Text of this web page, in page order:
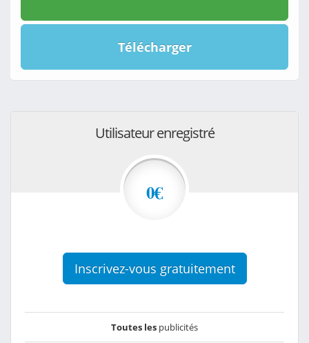
Télécharger
Utilisateur enregistré
0€
Inscrivez-vous gratuitement
Toutes les publicités